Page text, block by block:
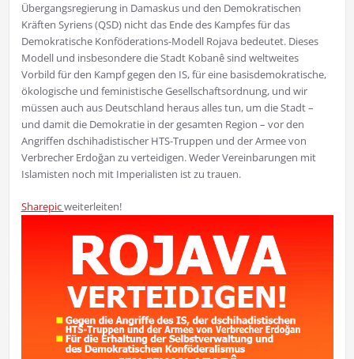
Übergangsregierung in Damaskus und den Demokratischen
Kräften Syriens (QSD) nicht das Ende des Kampfes für das
Demokratische Konföderations-Modell Rojava bedeutet. Dieses
Modell und insbesondere die Stadt Kobanê sind weltweites
Vorbild für den Kampf gegen den IS, für eine basisdemokratische,
ökologische und feministische Gesellschaftsordnung, und wir
müssen auch aus Deutschland heraus alles tun, um die Stadt –
und damit die Demokratie in der gesamten Region – vor den
Angriffen dschihadistischer HTS-Truppen und der Armee von
Verbrecher Erdoğan zu verteidigen. Weder Vereinbarungen mit
Islamisten noch mit Imperialisten ist zu trauen.
Sharepicweiterleiten!